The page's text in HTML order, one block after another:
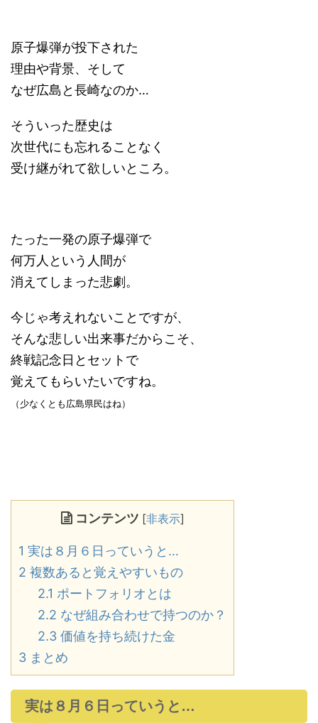
原子爆弾が投下された
理由や背景、そして
なぜ広島と長崎なのか…
そういった歴史は
次世代にも忘れることなく
受け継がれて欲しいところ。
たった一発の原子爆弾で
何万人という人間が
消えてしまった悲劇。
今じゃ考えれないことですが、
そんな悲しい出来事だからこそ、
終戦記念日とセットで
覚えてもらいたいですね。
（少なくとも広島県民はね）
コンテンツ [非表示]
1 実は８月６日っていうと…
2 複数あると覚えやすいもの
2.1 ポートフォリオとは
2.2 なぜ組み合わせで持つのか？
2.3 価値を持ち続けた金
3 まとめ
実は８月６日っていうと…